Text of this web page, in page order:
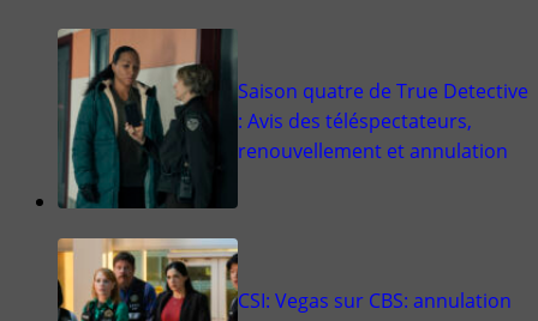
Saison quatre de True Detective
: Avis des téléspectateurs,
renouvellement et annulation
CSI: Vegas sur CBS: annulation